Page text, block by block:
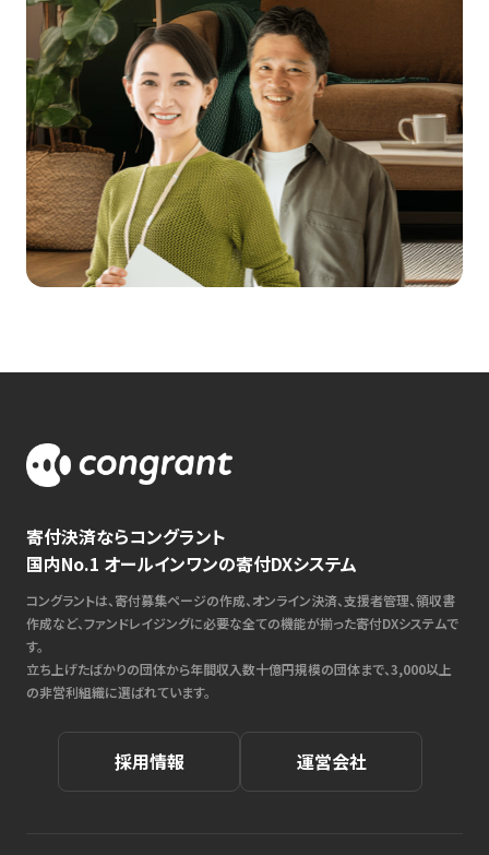
寄付決済ならコングラント
国内No.1 オールインワンの寄付DXシステム
コングラントは、寄付募集ページの作成、オンライン決済、支援者管理、領収書
作成など、ファンドレイジングに必要な全ての機能が揃った寄付DXシステムで
す。
立ち上げたばかりの団体から年間収入数十億円規模の団体まで、3,000以上
の非営利組織に選ばれています。
採用情報 運営会社